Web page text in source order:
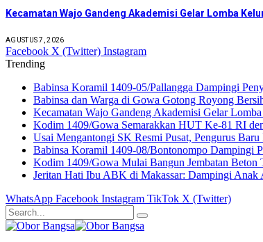
Kecamatan Wajo Gandeng Akademisi Gelar Lomba
AGUSTUS 7, 2026
Facebook X (Twitter) Instagram
Trending
Babinsa Koramil 1409-05/Pallangga Dampingi
Babinsa dan Warga di Gowa Gotong Royong
Kecamatan Wajo Gandeng Akademisi Gelar
Kodim 1409/Gowa Semarakkan HUT Ke-81 RI
Usai Mengantongi SK Resmi Pusat, Pengurus
Babinsa Koramil 1409-08/Bontonompo Dampingi
Kodim 1409/Gowa Mulai Bangun Jembatan Beton
Jeritan Hati Ibu ABK di Makassar: Dampingi
WhatsApp Facebook Instagram TikTok X (Twitter)